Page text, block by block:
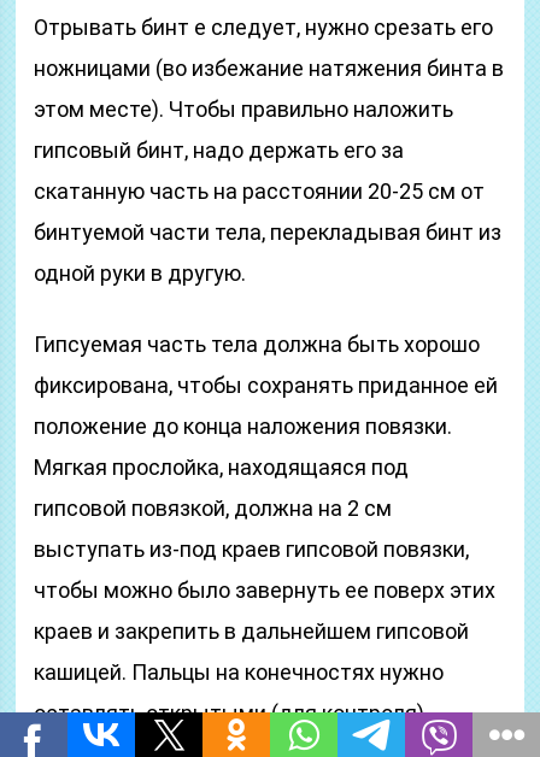
Отрывать бинт е следует, нужно срезать его
ножницами (во избежание натяжения бинта в
этом месте). Чтобы правильно наложить
гипсовый бинт, надо держать его за
скатанную часть на расстоянии 20-25 см от
бинтуемой части тела, перекладывая бинт из
одной руки в другую.
Гипсуемая часть тела должна быть хорошо
фиксирована, чтобы сохранять приданное ей
положение до конца наложения повязки.
Мягкая прослойка, находящаяся под
гипсовой повязкой, должна на 2 см
выступать из-под краев гипсовой повязки,
чтобы можно было завернуть ее поверх этих
краев и закрепить в дальнейшем гипсовой
кашицей. Пальцы на конечностях нужно
оставлять открытыми (для контроля).